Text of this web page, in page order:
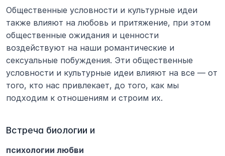
Общественные условности и культурные идеи
также влияют на любовь и притяжение, при этом
общественные ожидания и ценности
воздействуют на наши романтические и
сексуальные побуждения. Эти общественные
условности и культурные идеи влияют на все — от
того, кто нас привлекает, до того, как мы
подходим к отношениям и строим их.
Встреча биологии и
психологии любви